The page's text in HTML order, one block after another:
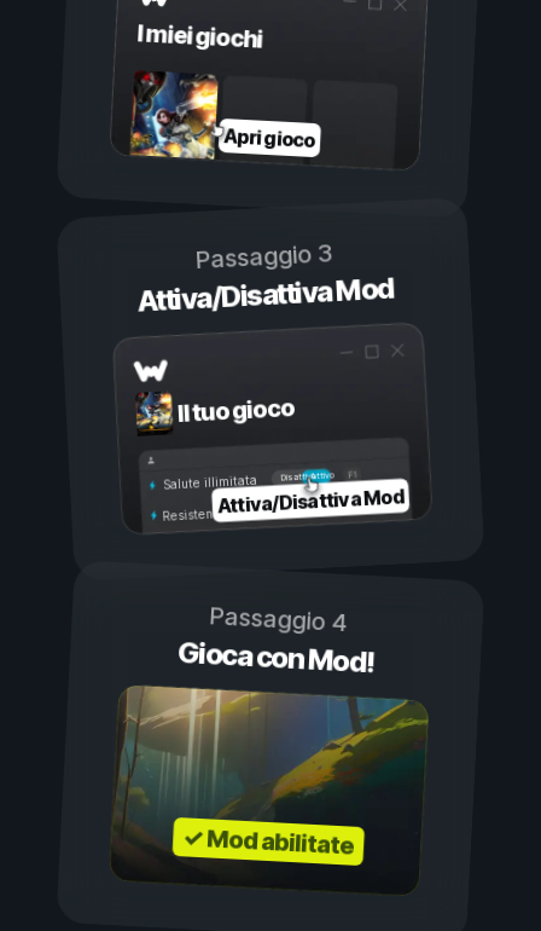
I miei giochi
Apri gioco
Passaggio 3
Attiva/Disattiva Mod
Il tuo gioco
Attivo
Disattivo
Salute illimitata
Resistenza illimitata
Attiva/Disattiva Mod
Passaggio 4
Gioca con Mod!
✓ Mod abilitate